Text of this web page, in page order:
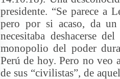
presidente. “Se parece a
pero por si acaso, da
necesitaba deshacerse
monopolio del poder
Perú de hoy. Pero no veo
de sus “civilistas”, de